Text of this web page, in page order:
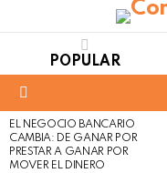
POPULAR
LATEST
STORIES
EL NEGOCIO BANCARIO
CAMBIA: DE GANAR POR
PRESTAR A GANAR POR
MOVER EL DINERO